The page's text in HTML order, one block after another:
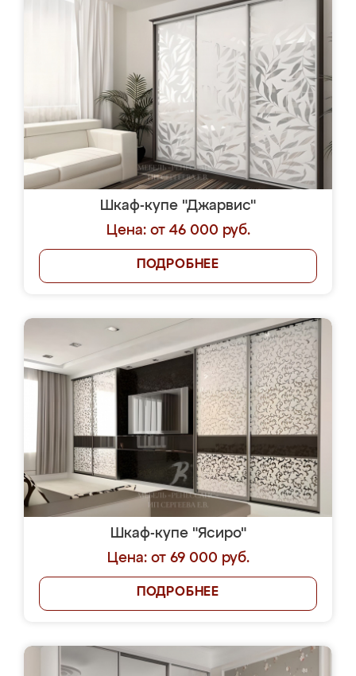
Шкаф-купе "Джарвис"
Цена: от 46 000 руб.
ПОДРОБНЕЕ
Шкаф-купе "Ясиро"
Цена: от 69 000 руб.
ПОДРОБНЕЕ